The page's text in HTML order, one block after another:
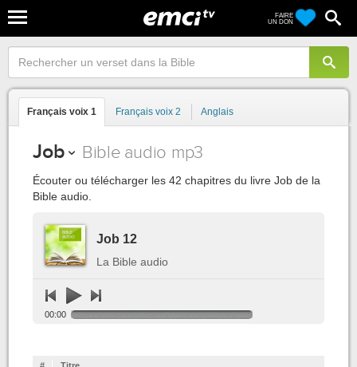
FAIRE
UN DON
Français voix 1 Français voix 2 Anglais
Job Bible audio mp3
Écouter ou télécharger les 42 chapitres du livre Job de la
Bible audio.
Job 12
La Bible audio
00:00